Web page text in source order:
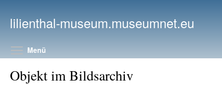
lilienthal-museum.museumnet.eu
Menü
Objekt im Bildsarchiv